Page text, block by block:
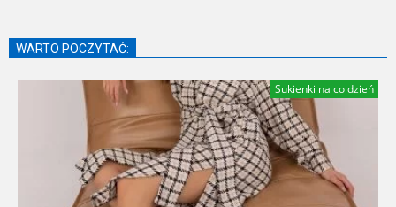
WARTO POCZYTAĆ:
Sukienki na co dzień